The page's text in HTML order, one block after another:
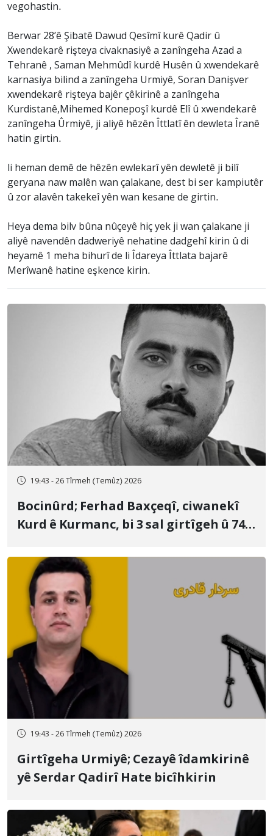
vegohastin.
Berwar 28’ê Şibatê Dawud Qesîmî kurê Qadir û
Xwendekarê rişteya civaknasiyê a zanîngeha Azad a
Tehranê , Saman Mehmûdî kurdê Husên û xwendekarê
karnasiya bilind a zanîngeha Urmiyê, Soran Danişver
xwendekarê rişteya bajêr çêkirinê a zanîngeha
Kurdistanê,Mihemed Konepoşî kurdê Elî û xwendekarê
zanîngeha Ûrmiyê, ji aliyê hêzên Îttlatî ên dewleta Îranê
hatin girtin.
li heman demê de hêzên ewlekarî yên dewletê ji bilî
geryana naw malên wan çalakane, dest bi ser kampiutêr
û zor alavên takekeî yên wan kesane de girtin.
Heya dema bilv bûna nûçeyê hiç yek ji wan çalakane ji
aliyê navendên dadweriyê nehatine dadgehî kirin û di
heyamê 1 meha bihurî de li Îdareya Îttlata bajarê
Merîwanê hatine eşkence kirin.
19:43 - 26 Tîrmeh (Temûz) 2026
Bocinûrd; Ferhad Baxçeqî, ciwanekî
Kurd ê Kurmanc, bi 3 sal girtîgeh û 74
19:43 - 26 Tîrmeh (Temûz) 2026
Girtîgeha Urmiyê; Cezayê îdamkirinê
yê Serdar Qadirî Hate bicîhkirin